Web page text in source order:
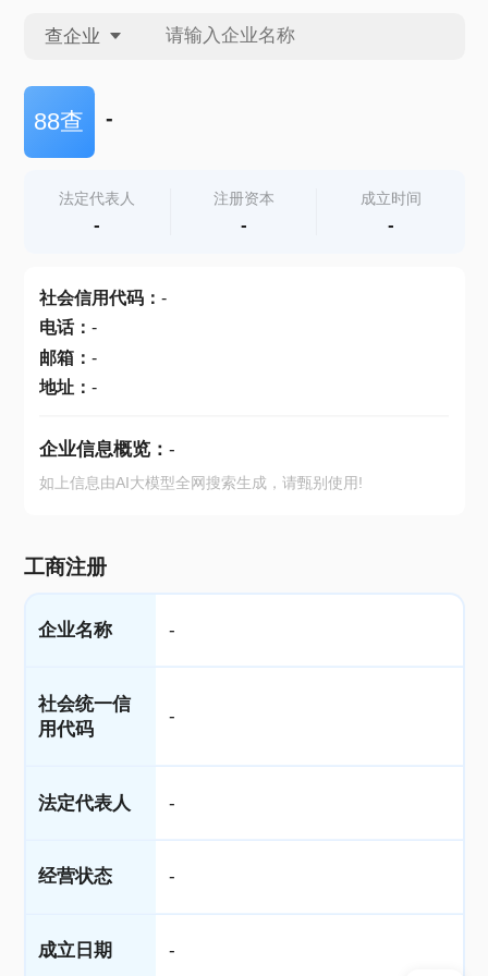
查企业
查企业
查产地
88查 -
法定代表人
-
注册资本
-
成立时间
-
社会信用代码： -
电话： -
邮箱： -
地址： -
企业信息概览： -
如上信息由AI大模型全网搜索生成，请甄别使用!
工商注册
企业名称 -
社会统一信
用代码
-
法定代表人 -
经营状态 -
成立日期 -